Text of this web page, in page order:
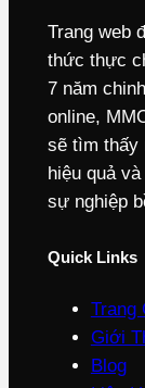
Trang web
thức thực
7 năm
online,
sẽ tìm thấy
hiệu quả
sự nghiệp
Quick Links
Trang
Giới
Blog